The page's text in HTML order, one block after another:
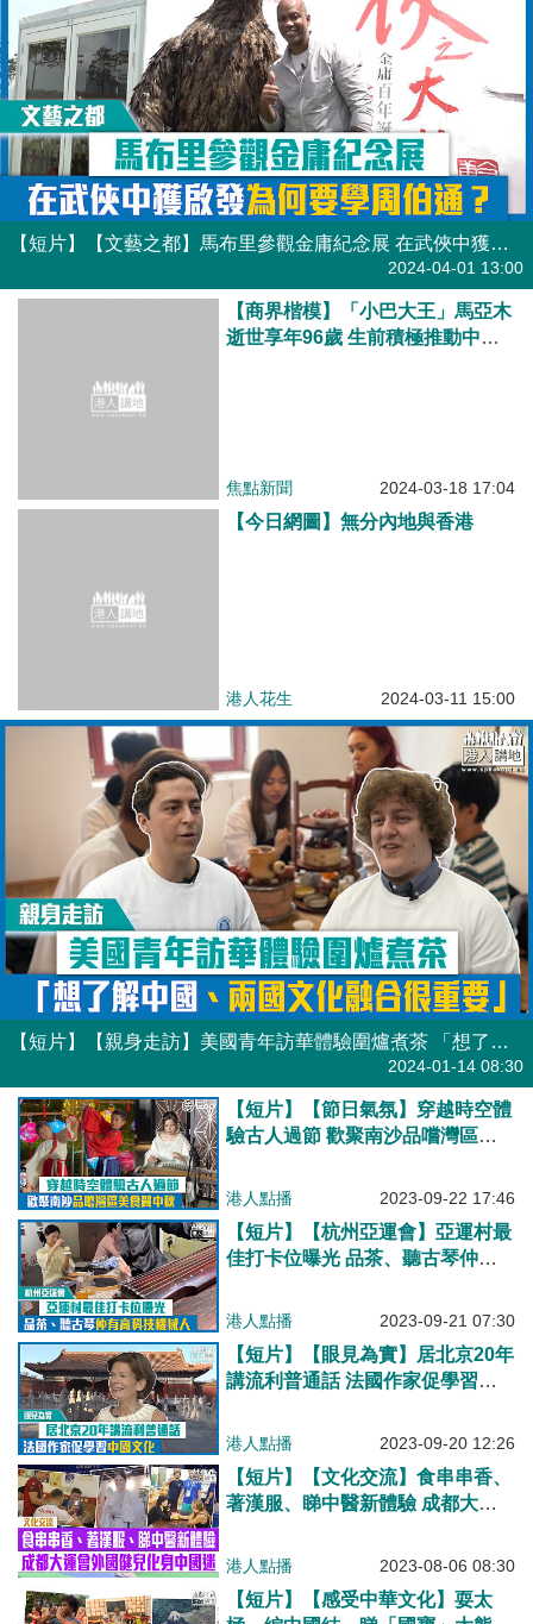
【短片】【文藝之都】馬布里參觀金庸紀念展 在武俠中獲啟發為何要學周伯通？
2024-04-01 13:00
【商界楷模】「小巴大王」馬亞木
逝世享年96歲 生前積極推動中國
焦點新聞 2024-03-18 17:04
【今日網圖】無分內地與香港
港人花生 2024-03-11 15:00
【短片】【親身走訪】美國青年訪華體驗圍爐煮茶 「想了解中國、中美文化融合很重要」
2024-01-14 08:30
【短片】【節日氣氛】穿越時空體
驗古人過節 歡聚南沙品嚐灣區美
港人點播 2023-09-22 17:46
【短片】【杭州亞運會】亞運村最
佳打卡位曝光 品茶、聽古琴仲有
港人點播 2023-09-21 07:30
【短片】【眼見為實】居北京20年
講流利普通話 法國作家促學習中
港人點播 2023-09-20 12:26
【短片】【文化交流】食串串香、
著漢服、睇中醫新體驗 成都大運
員贏武術冠軍激動親吻金牌！
港人點播 2023-08-06 08:30
【短片】【感受中華文化】耍太